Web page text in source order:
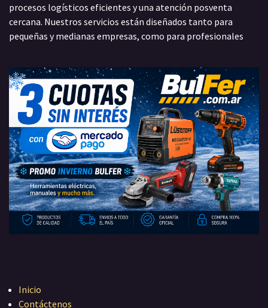
procesos logísticos eficientes y una atención posventa
cercana. Nuestros servicios están diseñados tanto para
pequeñas y medianas empresas, como para profesionales
Inicio
Contáctenos